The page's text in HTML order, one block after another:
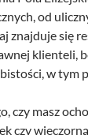
od
znajduje się
klienteli,
w tym
czy masz
czy